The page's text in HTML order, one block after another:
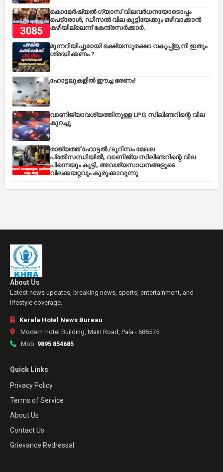
കൊമേർഷ്യൽ ഗ്യാസ് വിലവർധനയോടൊപ്പം
പെട്രോൾ, ഡീസല്‍ വില കൂട്ടിയേക്കും ഒഴിവാക്കാന്‍
കഴിയില്ലെന്ന് കേന്ദ്രസര്‍ക്കാര്‍.
മുന്നറിയിപ്പുമായി ഭക്ഷ്യസുരക്ഷാ വകുപ്പ്ഇ,നി ഇതും
ശ്രദ്ധിക്കണം.?
ഹോട്ടലുകളിൽ ഈച്ച ഭരണം!
വാണിജ്യാവശ്യത്തിനുള്ള LPG സിലിണ്ടറിന്റെ വില
കുറച്ചു
രാജ്യത്ത് ഹോട്ടൽ /ടൂറിസം മേഖല
പ്രതിസന്ധിയിൽ, വാണിജ്യ സിലിണ്ടറിന്റെ വില
പിന്നെയും കൂട്ടി, അവശ്യസാധനങ്ങളുടെ
വിലക്കയറ്റവും കുരുക്കാവുന്നു.
About Us
Latest news updates, breaking news, sports, entertainment, and
lifestyle coverage.
Kerala Hotel News Bureau
Modern Hotel Building, Main Road, Pala - 686575
Mob: 9895 854685
Quick Links
Privacy Policy
Terms of Service
About Us
Contact Us
Grievance Redressal